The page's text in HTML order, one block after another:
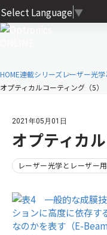
Select Language ▼
HOME連載シリーズレーザー光
オプティカルコーティング（5）
2021年05月01日
オプティカ
レーザー光学とレーザー